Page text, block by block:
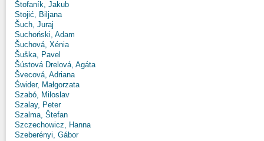
Štofaník, Jakub
Stojić, Biljana
Šuch, Juraj
Suchoński, Adam
Šuchová, Xénia
Šuška, Pavel
Šústová Drelová, Agáta
Švecová, Adriana
Świder, Małgorzata
Szabó, Miloslav
Szalay, Peter
Szalma, Štefan
Szczechowicz, Hanna
Szeberényi, Gábor